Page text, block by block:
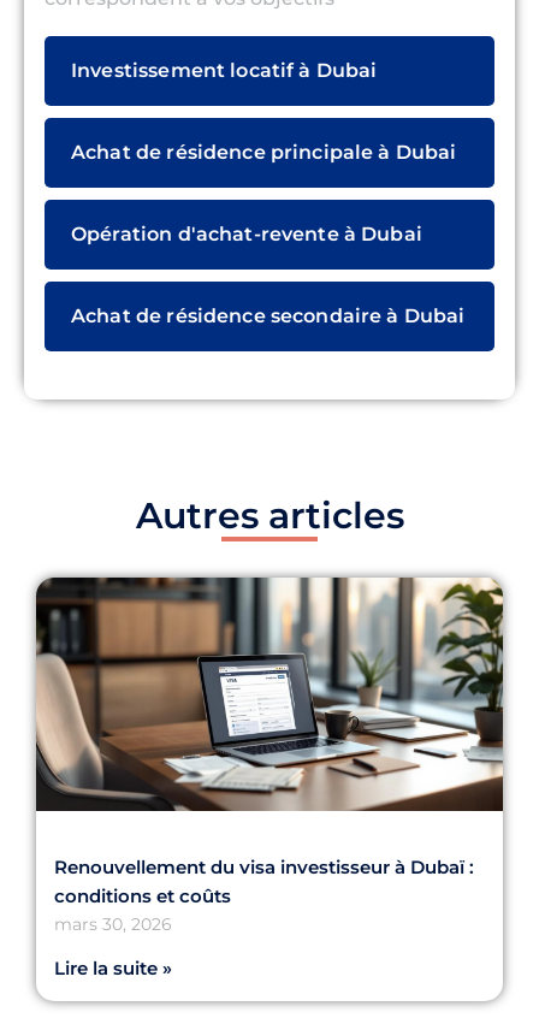
Investissement locatif à Dubai
Achat de résidence principale à Dubai
Opération d'achat-revente à Dubai
Achat de résidence secondaire à Dubai
Autres articles
Renouvellement du visa investisseur à Dubaï :
conditions et coûts
mars 30, 2026
Lire la suite »